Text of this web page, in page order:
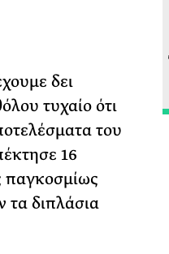
δει
τυχαίο ότι
του
16
παγκοσμίως
τα διπλάσια